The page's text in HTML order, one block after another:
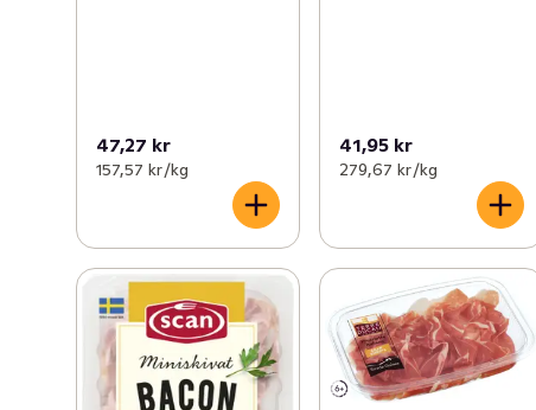
47,27 kr
157,57 kr /kg
41,95 kr
279,67 kr /kg